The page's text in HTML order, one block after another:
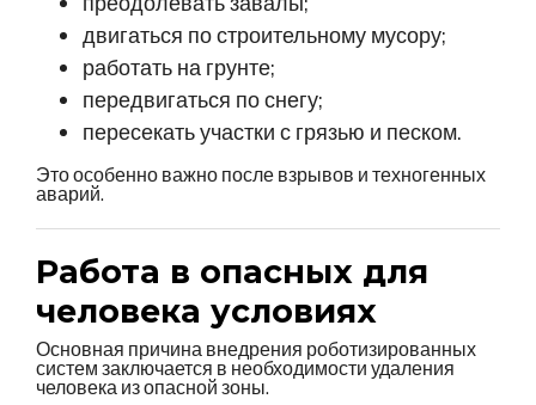
двигаться по строительному мусору;
работать на грунте;
передвигаться по снегу;
пересекать участки с грязью и песком.
Это особенно важно после взрывов и техногенных
аварий.
Работа в опасных для
человека условиях
Основная причина внедрения роботизированных
систем заключается в необходимости удаления
человека из опасной зоны.